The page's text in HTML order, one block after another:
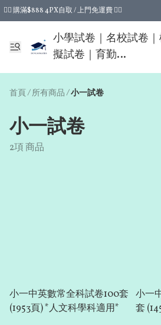
❤️‍🔥 購滿$888 4PX自取 / 上門免運費 ❤️‍🔥
❤️‍🔥 購滿$388 4PX自取運費即減$15 ❤️‍🔥
小學試卷｜名校試卷
擬試卷｜育勤
DUNCANMATHS
首頁/ 所有商品 /小一試卷
小一試卷
2項 商品
小一中英數常全科試卷100套
(1953頁) *人文科學科適用*
小一
套